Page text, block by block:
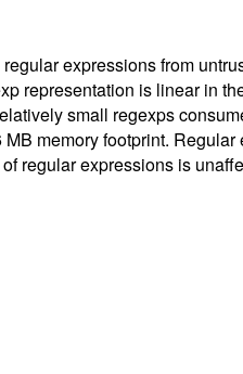
expressions from
representation is linear in
small regexps
memory footprint.
regular expressions is